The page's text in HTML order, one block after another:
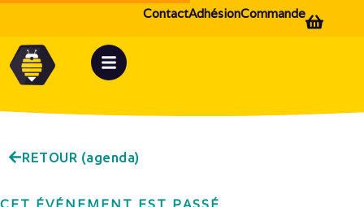
Commande
Adhésion
Contact
RETOUR (agenda)